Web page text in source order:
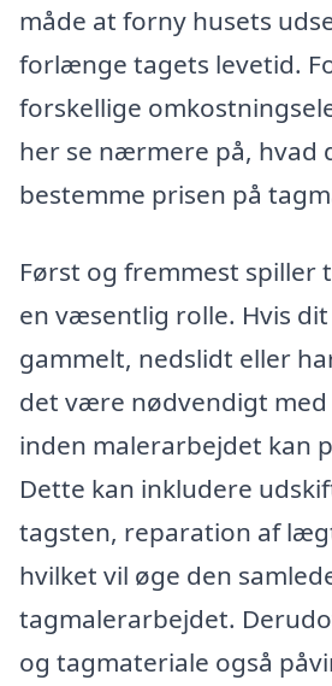
måde at forny husets
forlænge tagets levetid.
forskellige
her se nærmere på, hvad
bestemme prisen på
Først og fremmest spiller
en væsentlig rolle. Hvis
gammelt, nedslidt eller
det være nødvendigt
inden malerarbejdet kan
Dette kan inkludere
tagsten, reparation af
hvilket vil øge den
tagmalerarbejdet.
og tagmateriale også